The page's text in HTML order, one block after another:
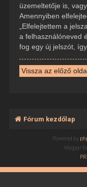
üzemeltetője is,
Amennyiben
„Elfelejtettem a
a felhasználóneved
fog egy új jelszót,
Vissza az előző
Fórum kezdőlap
Powered by
Magyar